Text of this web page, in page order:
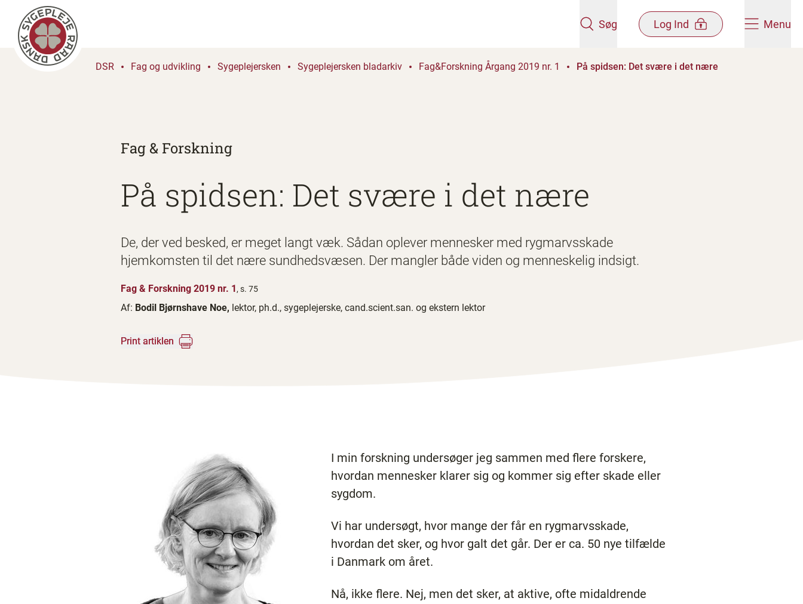
Søg Log Ind Menu
DSR Fag og udvikling Sygeplejersken Sygeplejersken bladarkiv Fag&Forskning Årgang 2019 nr. 1 På spidsen: Det svære i det nære
Fag & Forskning
På spidsen: Det svære i det nære
De, der ved besked, er meget langt væk. Sådan oplever mennesker med rygmarvsskade
hjemkomsten til det nære sundhedsvæsen. Der mangler både viden og menneskelig indsigt.
Fag & Forskning 2019 nr. 1, s. 75
Af: Bodil Bjørnshave Noe, lektor, ph.d., sygeplejerske, cand.scient.san. og ekstern lektor
Print artiklen
I min forskning undersøger jeg sammen med flere forskere,
hvordan mennesker klarer sig og kommer sig efter skade eller
sygdom.
Vi har undersøgt, hvor mange der får en rygmarvsskade,
hvordan det sker, og hvor galt det går. Der er ca. 50 nye tilfælde
i Danmark om året.
Nå, ikke flere. Nej, men det sker, at aktive, ofte midaldrende